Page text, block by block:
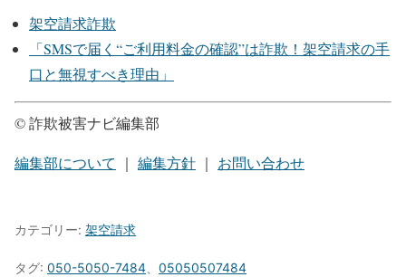
架空請求詐欺
「SMSで届く“ご利用料金の確認”は詐欺！架空請求の手
口と無視すべき理由」
© 詐欺被害ナビ編集部
編集部について ｜ 編集方針 ｜ お問い合わせ
カテゴリー: 架空請求
タグ: 050-5050-7484 05050507484